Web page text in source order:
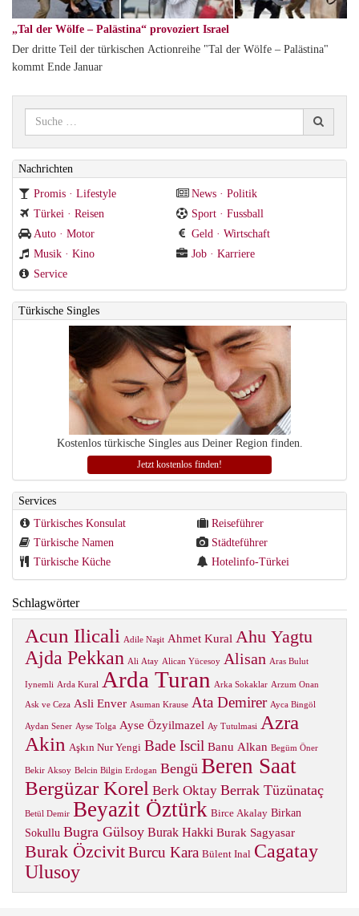
„Tal der Wölfe – Palästina“ provoziert Israel
Der dritte Teil der türkischen Actionreihe "Tal der Wölfe – Palästina"
kommt Ende Januar
Nachrichten
Promis · Lifestyle
News · Politik
Türkei · Reisen
Sport · Fussball
Auto · Motor
Geld · Wirtschaft
Musik · Kino
Job · Karriere
Service
Türkische Singles
Kostenlos türkische Singles aus Deiner Region finden.
Jetzt kostenlos finden!
Services
Türkisches Konsulat
Reiseführer
Türkische Namen
Städteführer
Türkische Küche
Hotelinfo-Türkei
Schlagwörter
Acun Ilicali Adile Naşit Ahmet Kural Ahu Yagtu
Ajda Pekkan Ali Atay Alican Yücesoy Alisan Aras Bulut
Iynemli Arda Kural Arda Turan Arka Sokaklar Arzum Onan
Ask ve Ceza Asli Enver Asuman Krause Ata Demirer Ayca Bingöl
Aydan Sener Ayse Tolga Ayse Özyilmazel Ay Tutulmasi
Azra
Akin Aşkın Nur Yengi Bade Iscil Banu Alkan Begüm Öner
Bekir Aksoy Belcin Bilgin Erdogan Bengü Beren Saat
Bergüzar Korel Berk Oktay Berrak Tüzünataç
Betül Demir Beyazit Öztürk Birce Akalay Birkan
Sokullu Bugra Gülsoy Burak Hakki Burak Sagyasar
Burak ÖzcivitBurcu Kara Bülent Inal Cagatay
Ulusoy